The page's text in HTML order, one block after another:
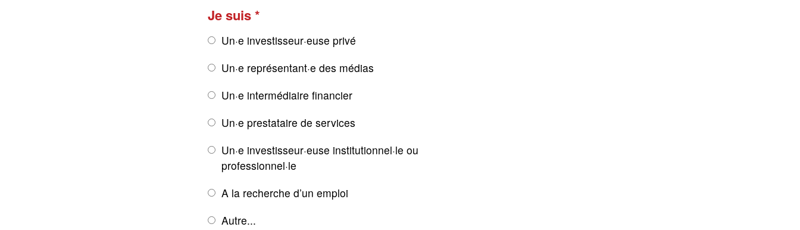
Je suis
Un·e investisseur·euse privé
Un·e représentant·e des médias
Un·e intermédiaire financier
Un·e prestataire de services
Un·e investisseur·euse institutionnel·le ou
professionnel·le
A la recherche d’un emploi
Autre...